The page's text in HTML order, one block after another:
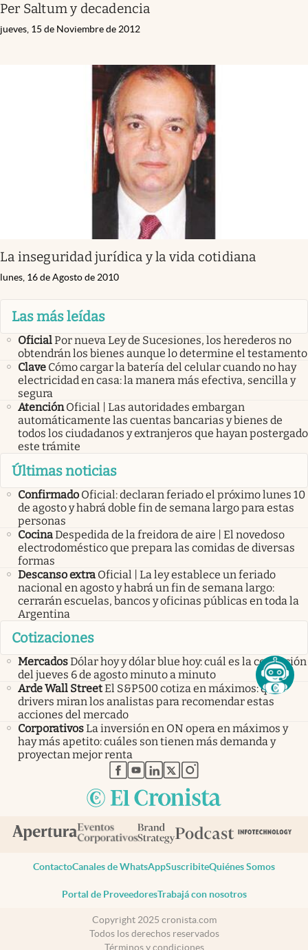
Per Saltum y decadencia
jueves, 15 de Noviembre de 2012
La inseguridad jurídica y la vida cotidiana
lunes, 16 de Agosto de 2010
Las más leídas
OficialPor nueva Ley de Sucesiones, los herederos no
obtendrán los bienes aunque lo determine el testamento
Clave Cómo cargar la batería del celular cuando no hay
electricidad en casa: la manera más efectiva, sencilla y
segura
Atención Oficial | Las autoridades embargan
automáticamente las cuentas bancarias y bienes de
todos los ciudadanos y extranjeros que hayan postergado
este trámite
Últimas noticias
Confirmado Oficial: declaran feriado el próximo lunes 10
de agosto y habrá doble fin de semana largo para estas
personas
CocinaDespedida de la freidora de aire | El novedoso
electrodoméstico que prepara las comidas de diversas
formas
Descanso extra Oficial | La ley establece un feriado
nacional en agosto y habrá un fin de semana largo:
cerrarán escuelas, bancos y oficinas públicas en toda la
Argentina
Cotizaciones
MercadosDólar hoy y dólar blue hoy: cuál es la cotización
del jueves 6 de agosto minuto a minuto
Arde Wall StreetEl S&P500 cotiza en máximos: qué
drivers miran los analistas para recomendar estas
acciones del mercado
CorporativosLa inversión en ON opera en máximos y
hay más apetito: cuáles son tienen más demanda y
proyectan mejor renta
abre en nueva pestaña
abre en nueva pestaña
abre en nueva pestaña
abre en nueva pestaña
abre en nueva pestaña
ContactoCanales de WhatsAppSuscribiteQuiénes Somos
Portal de ProveedoresTrabajá con nosotros
Copyright 2025 cronista.com
Todos los derechos reservados
Términos y condiciones